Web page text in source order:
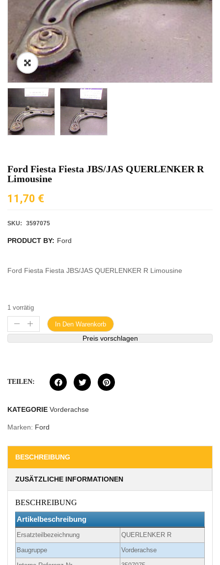
Ford Fiesta Fiesta JBS/JAS QUERLENKER R
Limousine
11,70 €
SKU: 3597075
PRODUCT BY: Ford
Ford Fiesta Fiesta JBS/JAS QUERLENKER R Limousine
1 vorrätig
In Den Warenkorb
Preis vorschlagen
TEILEN:
KATEGORIE Vorderachse
Marken: Ford
BESCHREIBUNG
ZUSÄTZLICHE INFORMATIONEN
BESCHREIBUNG
Artikelbeschreibung
Ersatzteilbezeichnung QUERLENKER R
Baugruppe Vorderachse